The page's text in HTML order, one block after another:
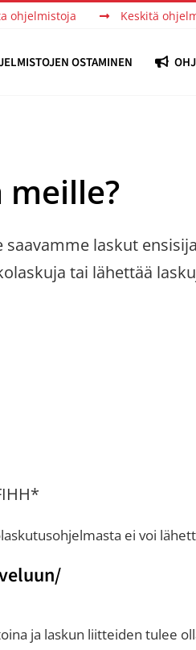
ohjelmistoja Keskitä
OSTAMINEN
laskut
tai lähettää
ei voi
ja laskun liitteiden tulee